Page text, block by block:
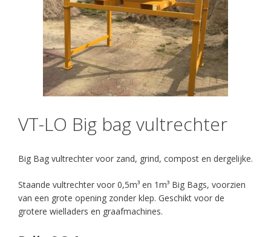
VT-LO Big bag vultrechter
Big Bag vultrechter voor zand, grind, compost en dergelijke.
Staande vultrechter voor 0,5m³ en 1m³ Big Bags, voorzien
van een grote opening zonder klep. Geschikt voor de
grotere wielladers en graafmachines.